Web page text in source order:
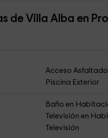
de Villa Alba en
Acceso Asfaltado
Piscina Exterior
Baño en
Televisión en
Televisión